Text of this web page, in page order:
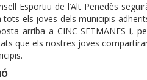
Esportiu de l’Alt Penedès
els joves dels municipis
arriba a CINC SETMANES i,
que els nostres joves